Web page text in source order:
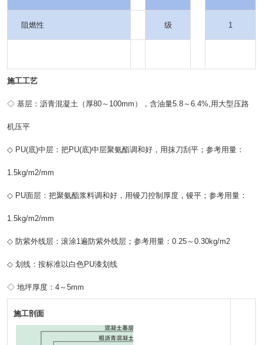
阻燃性 级 1
施工工艺
◇ 基层：沥青混凝土（厚80～100mm），含油量5.8～6.4%,用大型压路
机压平
◇ PU(底)中层：把PU(底)中层聚氨酯调和好，用抹刀刮平；参考用量：
1.5kg/m2/mm
◇ PU面层：把聚氨酯浆料调和好，用镘刀控制厚度，镘平；参考用量：
1.5kg/m2/mm
◇ 防紫外线层：滚涂1遍防紫外线层；参考用量：0.25～0.30kg/m2
◇ 划线：按标准以白色PU漆划线
◇ 地坪厚度：4～5mm
施工剖面